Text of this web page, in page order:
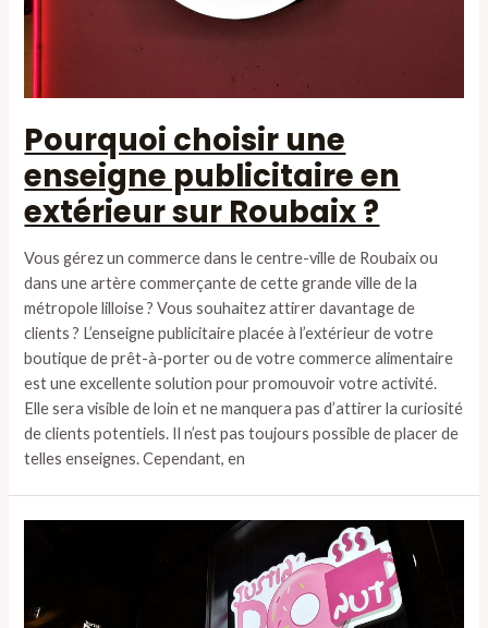
Pourquoi choisir une
enseigne publicitaire en
extérieur sur Roubaix ?
Vous gérez un commerce dans le centre-ville de Roubaix ou
dans une artère commerçante de cette grande ville de la
métropole lilloise ? Vous souhaitez attirer davantage de
clients ? L’enseigne publicitaire placée à l’extérieur de votre
boutique de prêt-à-porter ou de votre commerce alimentaire
est une excellente solution pour promouvoir votre activité.
Elle sera visible de loin et ne manquera pas d’attirer la curiosité
de clients potentiels. Il n’est pas toujours possible de placer de
telles enseignes. Cependant, en